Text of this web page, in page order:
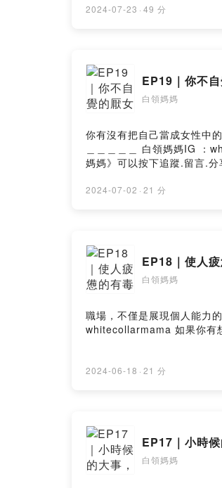
2024-07-23 · 49 分
EP19｜你不
白領媽媽
你有沒有把自己當成女性中的
媽媽》可以按下追蹤.留言.
2024-07-02 · 21 分
EP18｜使人
白領媽媽
職場，不僅是展現個人能力的舞台
2024-06-18 · 21 分
EP17｜小時
白領媽媽